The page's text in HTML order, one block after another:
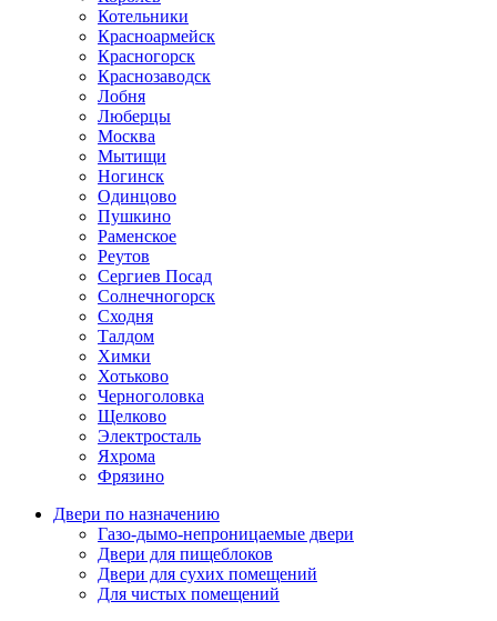
Котельники
Красноармейск
Красногорск
Краснозаводск
Лобня
Люберцы
Москва
Мытищи
Ногинск
Одинцово
Пушкино
Раменское
Реутов
Сергиев Посад
Солнечногорск
Сходня
Талдом
Химки
Хотьково
Черноголовка
Щелково
Электросталь
Яхрома
Фрязино
Двери по назначению
Газо-дымо-непроницаемые двери
Двери для пищеблоков
Двери для сухих помещений
Для чистых помещений